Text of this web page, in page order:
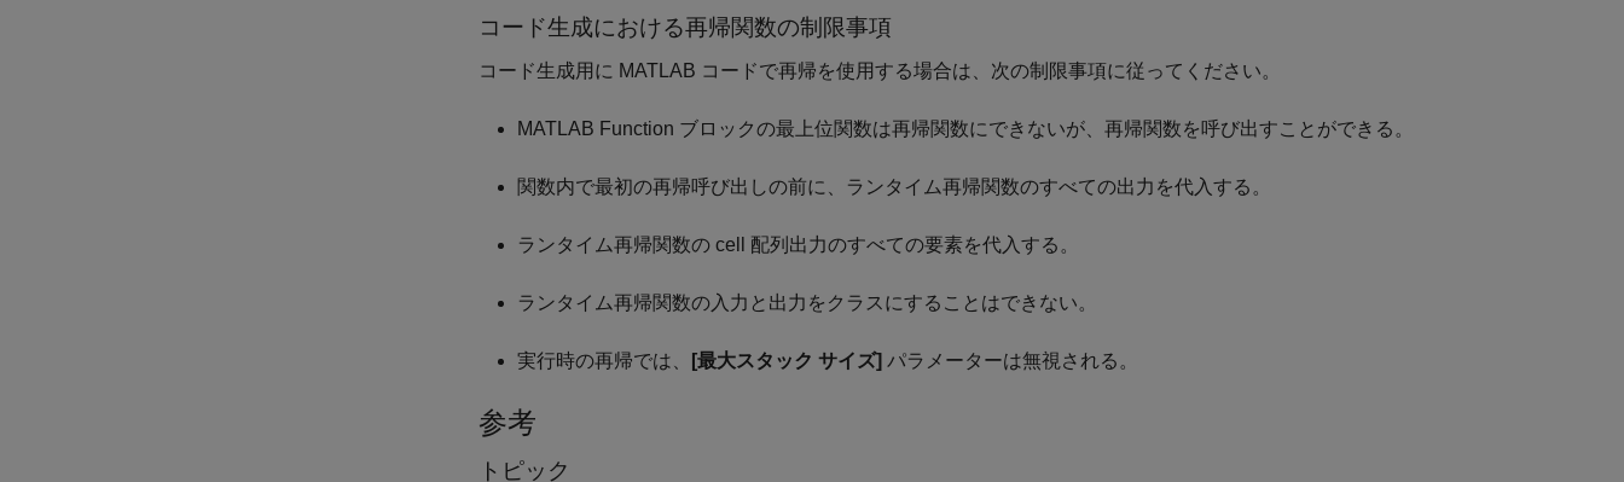
コード生成における再帰関数の制限事項
コード生成用に MATLAB コードで再帰を使用する場合は、次の制限事項に従ってください。
MATLAB Function ブロックの最上位関数は再帰関数にできないが、再帰関数を呼び出すことができる。
関数内で最初の再帰呼び出しの前に、ランタイム再帰関数のすべての出力を代入する。
ランタイム再帰関数の cell 配列出力のすべての要素を代入する。
ランタイム再帰関数の入力と出力をクラスにすることはできない。
実行時の再帰では、 [最大スタック サイズ] パラメーターは無視される。
参考
トピック